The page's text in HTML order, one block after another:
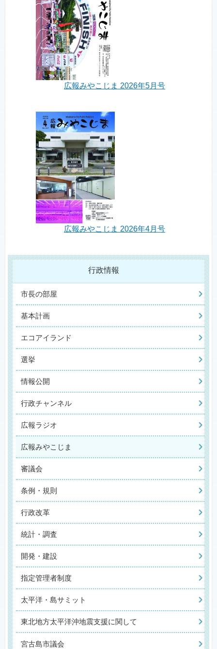
広報みやこじま 2026年5月号
広報みやこじま 2026年4月号
行政情報
市長の部屋
基本計画
エコアイランド
選挙
情報公開
行政チャンネル
広報ラジオ
広報みやこじま
審議会
条例・規則
行政改革
統計・調査
開発・建設
指定管理者制度
太平洋・島サミット
東北地方太平洋沖地震支援に関して
宮古島市議会